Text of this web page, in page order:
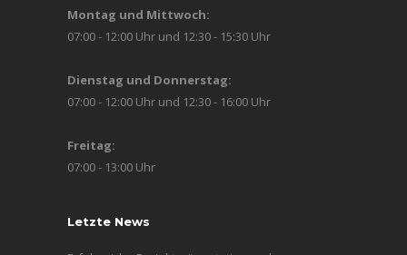
Montag und Mittwoch:
07:00 - 12:00 Uhr und 12:30 - 15:30 Uhr
Dienstag und Donnerstag:
07:00 - 12:00 Uhr und 12:30 - 16:00 Uhr
Freitag:
07:00 - 13:00 Uhr
Letzte News